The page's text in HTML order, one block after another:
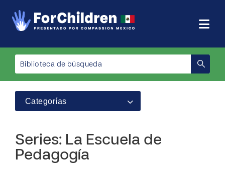
Categorías
Series: La Escuela de
Pedagogía